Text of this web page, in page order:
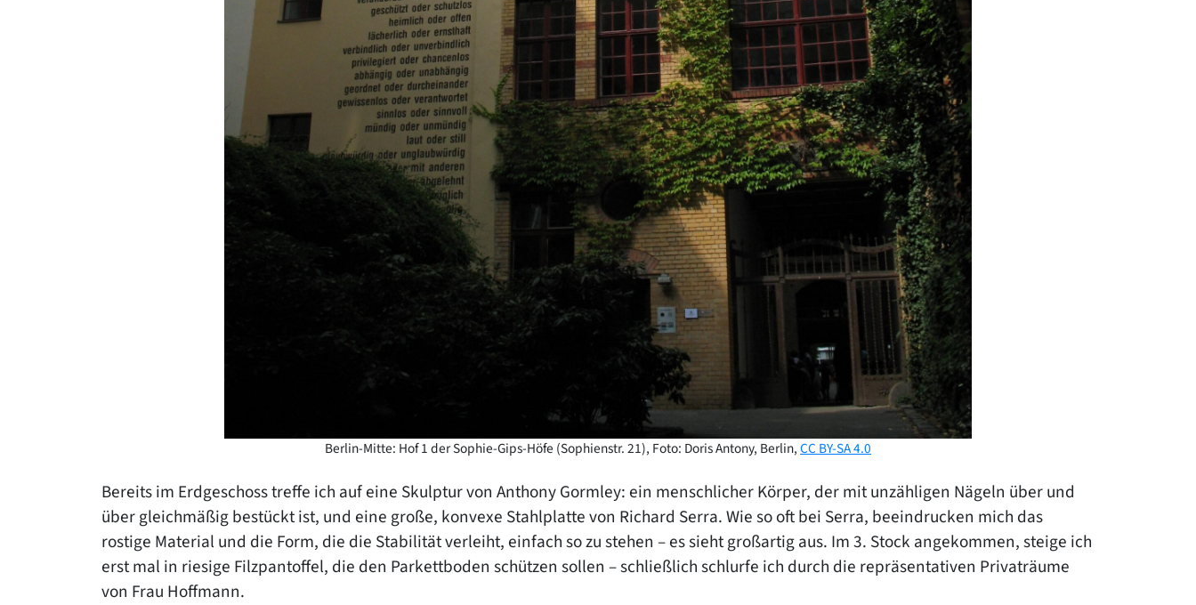
Berlin-Mitte: Hof 1 der Sophie-Gips-Höfe (Sophienstr. 21), Foto: Doris Antony, Berlin,CC BY-SA 4.0
Bereits im Erdgeschoss treffe ich auf eine Skulptur von Anthony Gormley: ein menschlicher Körper, der mit unzähligen Nägeln über und
über gleichmäßig bestückt ist, und eine große, konvexe Stahlplatte von Richard Serra. Wie so oft bei Serra, beeindrucken mich das
rostige Material und die Form, die die Stabilität verleiht, einfach so zu stehen – es sieht großartig aus. Im 3. Stock angekommen, steige ich
erst mal in riesige Filzpantoffel, die den Parkettboden schützen sollen – schließlich schlurfe ich durch die repräsentativen Privaträume
von Frau Hoffmann.